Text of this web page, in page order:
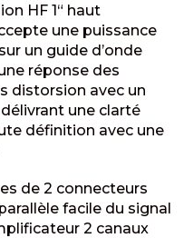
HF 1“ haut
une puissance
un guide d’onde
réponse des
distorsion avec un
une clarté
définition avec une
de 2 connecteurs
facile du signal
2 canaux